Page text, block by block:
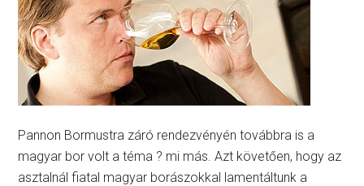
Pannon Bormustra záró rendezvényén továbbra is a
magyar bor volt a téma ? mi más. Azt követően, hogy az
asztalnál fiatal magyar borászokkal lamentáltunk a